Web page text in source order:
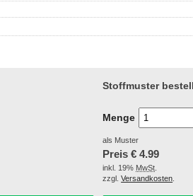
Stoffmuster
Menge
als Muster
Preis €4.99
inkl. 19% MwSt
zzgl.Versandkosten